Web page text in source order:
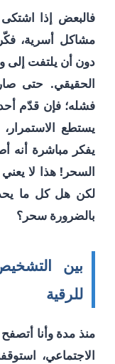
فالبعض إذا
مشاكل أسرية،
دون أن يلتفت
الحقيقي. حتى
فشله؛ فإن قدّم
يستطع
يفكر مباشرة أنه
السحر! هذا لا
لكن هل كل ما
بالضرورة سحر؟
بين
للرقية
منذ مدة وأنا
الاجتماعي،